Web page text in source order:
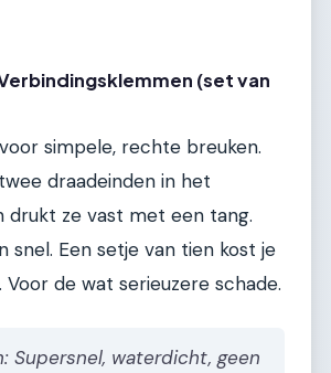
(set van
simpele, rechte breuken.
draadeinden in het
drukt ze vast met een tang.
snel. Een setje van tien kost je
de wat serieuzere schade.
Supersnel, waterdicht, geen